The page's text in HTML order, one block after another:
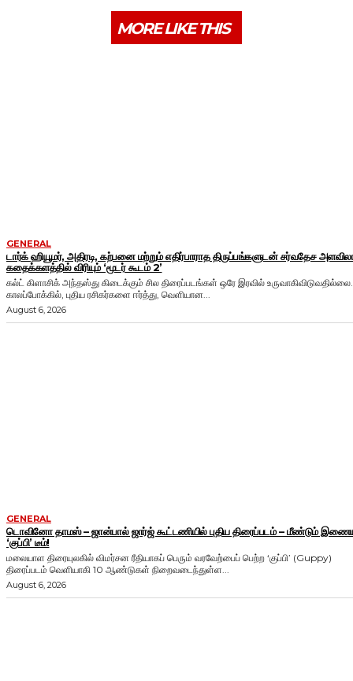
MORE LIKE THIS
GENERAL
டார்க் ஹியூமர், அதிரடி, கற்பனை மற்றும் எதிர்பாராத திருப்பங்களுடன் சர்வதேச
கதைக்களத்தில் விரியும் ‘மூடர் கூடம் 2’
கல்ட் கிளாசிக் அந்தஸ்து கிடைக்கும் சில திரைப்படங்கள் ஒரே இரவில் உருவாகிவிடுவதில்லை.
காலப்போக்கில், புதிய ரசிகர்களை ஈர்த்து, வெளியான...
August 6, 2026
GENERAL
டொவினோ தாமஸ் – ஜான்பால் ஜார்ஜ் கூட்டணியில் புதிய திரைப்படம் – மீண்டும்
‘குப்பி’ டீம்!
மலையாள திரையுலகில் விமர்சன ரீதியாகப் பெரும் வரவேற்பைப் பெற்ற ‘குப்பி’ (Guppy)
திரைப்படம் வெளியாகி 10 ஆண்டுகள் நிறைவடைந்துள்ள...
August 6, 2026